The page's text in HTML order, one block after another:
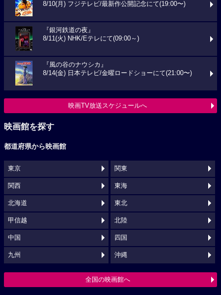
8/10(月) フジテレビ/最新作公開記念にて(19:00〜)
『銀河鉄道の夜』
8/11(火) NHK/Eテレにて(09:00～)
『風の谷のナウシカ』
8/14(金) 日本テレビ/金曜ロードショーにて(21:00〜)
映画TV放送スケジュールへ
映画館を探す
都道府県から映画館
東京 関東
関西 東海
北海道 東北
甲信越 北陸
中国 四国
九州 沖縄
全国の映画館へ